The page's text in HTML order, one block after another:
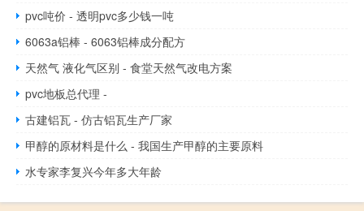
pvc吨价 - 透明pvc多少钱一吨
6063a铝棒 - 6063铝棒成分配方
天然气 液化气区别 - 食堂天然气改电方案
pvc地板总代理 -
古建铝瓦 - 仿古铝瓦生产厂家
甲醇的原材料是什么 - 我国生产甲醇的主要原料
水专家李复兴今年多大年龄